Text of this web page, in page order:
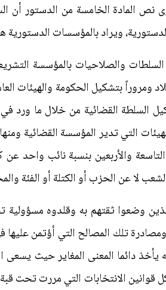
نص المادة الخامسة من الدستور أن
ويراد بالمؤسسات
والصلاحيات بالمؤسسة
ومروراً بتشكيل الحكومة والهيئات
السلطة القضائية من خلال ما ورد
التي تدير المؤسسة القضائية
والأربعين بنسبة نائب واحد
لا عن الحزب أو الكتلة أو الفئة
الذين وضعوا ثقتهم به وقلدوه
تلك المصالح التي أؤتمن
يأخذ دائما المعنى المغاير حيث
قوانين الانتخابات التي مررت تحت